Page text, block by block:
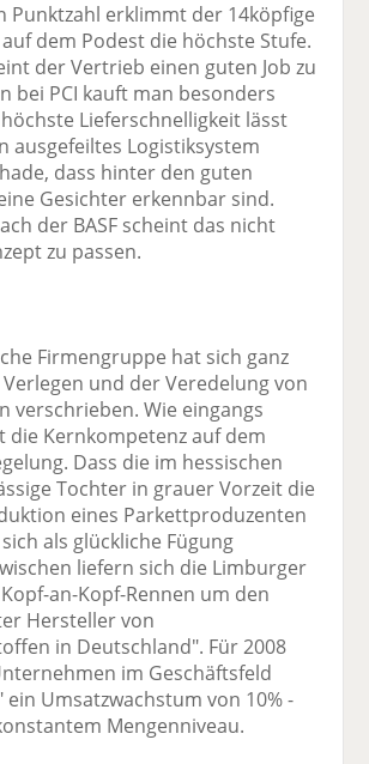
Punktzahl erklimmt der 14köpfige
dem Podest die höchste Stufe.
der Vertrieb einen guten Job zu
bei PCI kauft man besonders
Lieferschnelligkeit lässt
ausgefeiltes Logistiksystem
dass hinter den guten
Gesichter erkennbar sind.
der BASF scheint das nicht
zu passen.
Firmengruppe hat sich ganz
und der Veredelung von
verschrieben. Wie eingangs
die Kernkompetenz auf dem
Dass die im hessischen
Tochter in grauer Vorzeit die
eines Parkettproduzenten
als glückliche Fügung
liefern sich die Limburger
an-Kopf-Rennen um den
Hersteller von
in Deutschland". Für 2008
im Geschäftsfeld
ein Umsatzwachstum von 10% -
Mengenniveau.